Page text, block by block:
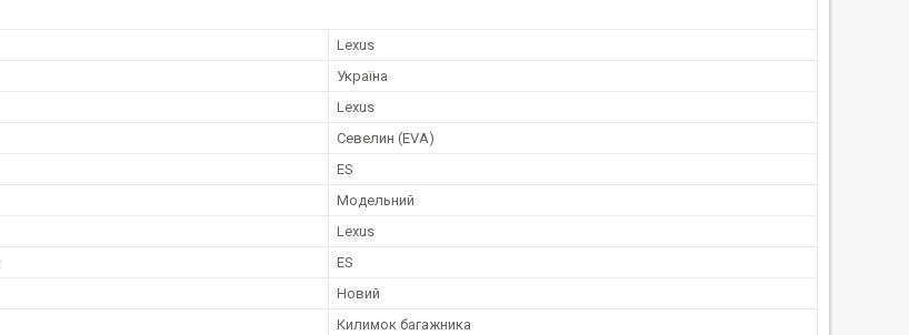
Lexus
Україна
Lexus
Севелин (EVA)
ES
Модельний
Lexus
ES
Новий
Килимок багажника